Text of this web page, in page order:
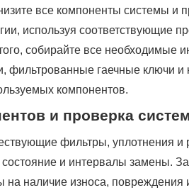
все компоненты системы и
используя соответствующие
собирайте все необходимые
фильтрованные гаечные ключи и
компонентов.
и проверка
фильтры, уплотнения и
и интервалы замены.
на наличие износа, повреждения